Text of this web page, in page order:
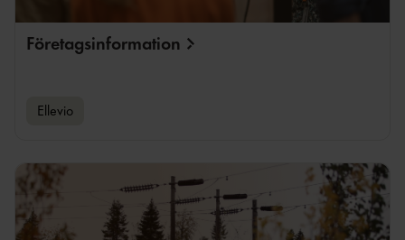
FREDRIK KARLSSON
Företagsinformation
Ellevio